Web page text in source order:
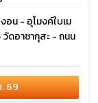
อน - อุโมงค์ใบเม
วัดอาซากุสะ - ถนน
69